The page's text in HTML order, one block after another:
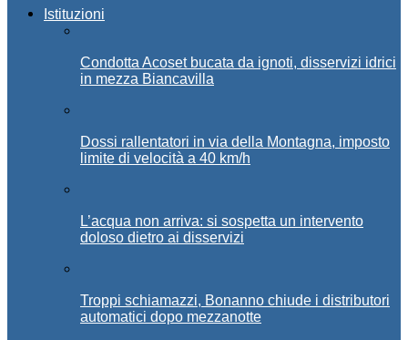
Istituzioni
Condotta Acoset bucata da ignoti, disservizi idrici
in mezza Biancavilla
Dossi rallentatori in via della Montagna, imposto
limite di velocità a 40 km/h
L’acqua non arriva: si sospetta un intervento
doloso dietro ai disservizi
Troppi schiamazzi, Bonanno chiude i distributori
automatici dopo mezzanotte